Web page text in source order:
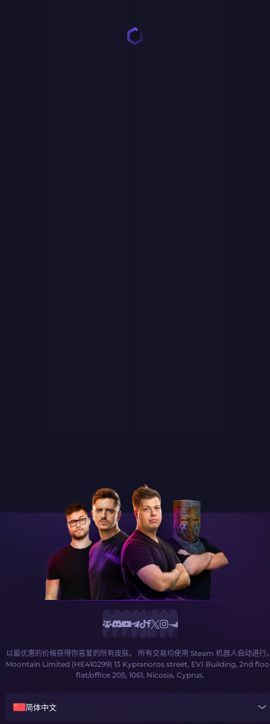
以最优惠的价格获得你喜爱的所有皮肤。 所有交易均使用 Steam 机器人自动进行
Moontain Limited (HE410299) 13 Kypranoros street, EVI Building, 2nd
flat/office 205, 1061, Nicosia, Cyprus.
简体中文